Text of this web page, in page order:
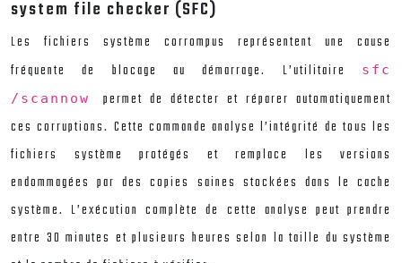
system file checker (SFC)
Les fichiers système corrompus représentent une cause
fréquente de blocage au démarrage. L’utilitaire
sfc
/scannow permet de détecter et réparer automatiquement
ces corruptions. Cette commande analyse l’intégrité de tous les
fichiers système protégés et remplace les versions
endommagées par des copies saines stockées dans le cache
système. L’exécution complète de cette analyse peut prendre
entre 30 minutes et plusieurs heures selon la taille du système